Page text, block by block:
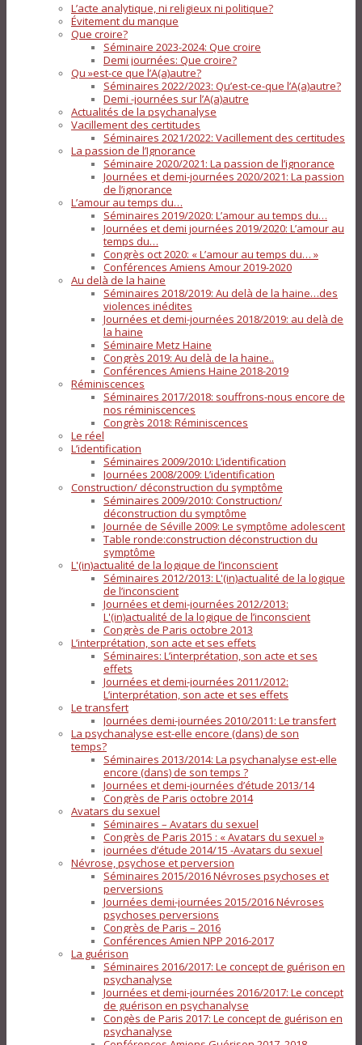
L’acte analytique, ni religieux ni politique?
Évitement du manque
Que croire?
Séminaire 2023-2024: Que croire
Demi journées: Que croire?
Qu »est-ce que l’A(a)autre?
Séminaires 2022/2023: Qu’est-ce-que l’A(a)autre?
Demi -journées sur l’A(a)autre
Actualités de la psychanalyse
Vacillement des certitudes
Séminaires 2021/2022: Vacillement des certitudes
La passion de l’Ignorance
Séminaire 2020/2021: La passion de l’ignorance
Journées et demi-journées 2020/2021: La passion
de l’ignorance
L’amour au temps du…
Séminaires 2019/2020: L’amour au temps du…
Journées et demi journées 2019/2020: L’amour au
temps du…
Congrès oct 2020: « L’amour au temps du… »
Conférences Amiens Amour 2019-2020
Au delà de la haine
Séminaires 2018/2019: Au delà de la haine…des
violences inédites
Journées et demi-journées 2018/2019: au delà de
la haine
Séminaire Metz Haine
Congrès 2019: Au delà de la haine..
Conférences Amiens Haine 2018-2019
Réminiscences
Séminaires 2017/2018: souffrons-nous encore de
nos réminiscences
Congrès 2018: Réminiscences
Le réel
L’identification
Séminaires 2009/2010: L’identification
Journées 2008/2009: L’identification
Construction/ déconstruction du symptôme
Séminaires 2009/2010: Construction/
déconstruction du symptôme
Journée de Séville 2009: Le symptôme adolescent
Table ronde:construction déconstruction du
symptôme
L'(in)actualité de la logique de l’inconscient
Séminaires 2012/2013: L'(in)actualité de la logique
de l’inconscient
Journées et demi-journées 2012/2013:
L'(in)actualité de la logique de l’inconscient
Congrès de Paris octobre 2013
L’interprétation, son acte et ses effets
Séminaires: L’interprétation, son acte et ses
effets
Journées et demi-journées 2011/2012:
L’interprétation, son acte et ses effets
Le transfert
Journées demi-journées 2010/2011: Le transfert
La psychanalyse est-elle encore (dans) de son
temps?
Séminaires 2013/2014: La psychanalyse est-elle
encore (dans) de son temps ?
Journées et demi-journées d’étude 2013/14
Congrès de Paris octobre 2014
Avatars du sexuel
Séminaires – Avatars du sexuel
Congrès de Paris 2015 : « Avatars du sexuel »
journées d’étude 2014/15 -Avatars du sexuel
Névrose, psychose et perversion
Séminaires 2015/2016 Névroses psychoses et
perversions
Journées demi-journées 2015/2016 Névroses
psychoses perversions
Congrès de Paris – 2016
Conférences Amien NPP 2016-2017
La guérison
Séminaires 2016/2017: Le concept de guérison en
psychanalyse
Journées et demi-journées 2016/2017: Le concept
de guérison en psychanalyse
Congès de Paris 2017: Le concept de guérison en
psychanalyse